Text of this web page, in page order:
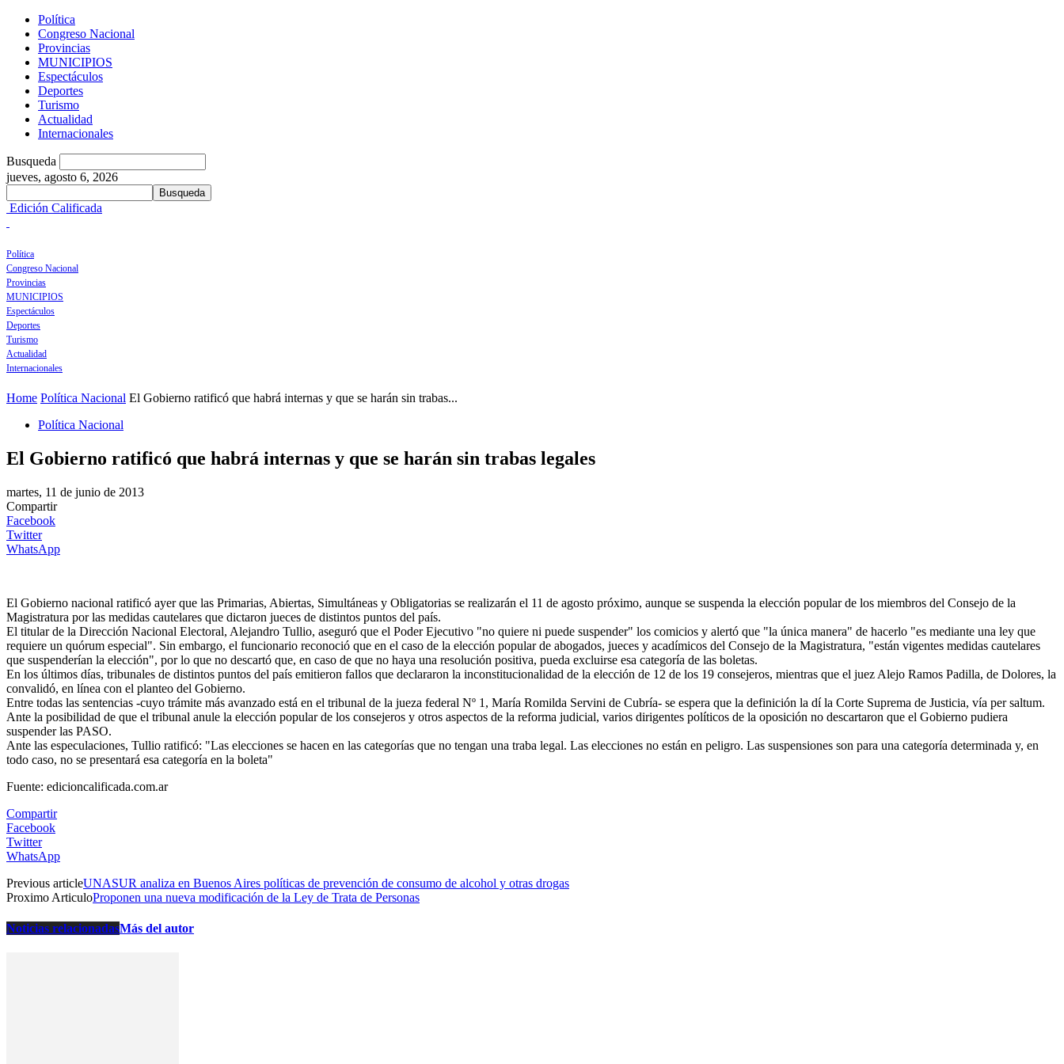
Política
Congreso Nacional
Provincias
MUNICIPIOS
Espectáculos
Deportes
Turismo
Actualidad
Internacionales
Busqueda
jueves, agosto 6, 2026
Edición Calificada
Política
Congreso Nacional
Provincias
MUNICIPIOS
Espectáculos
Deportes
Turismo
Actualidad
Internacionales
Home Política Nacional El Gobierno ratificó que habrá internas y que se harán sin trabas...
Política Nacional
El Gobierno ratificó que habrá internas y que se harán sin trabas legales
martes, 11 de junio de 2013
Compartir
Facebook
Twitter
WhatsApp
El Gobierno nacional ratificó ayer que las Primarias, Abiertas, Simultáneas y Obligatorias se realizarán el 11 de agosto próximo, aunque se suspenda la elección popular de los miembros del Consejo de la
Magistratura por las medidas cautelares que dictaron jueces de distintos puntos del país.
El titular de la Dirección Nacional Electoral, Alejandro Tullio, aseguró que el Poder Ejecutivo "no quiere ni puede suspender" los comicios y alertó que "la única manera" de hacerlo "es mediante una ley que
requiere un quórum especial". Sin embargo, el funcionario reconoció que en el caso de la elección popular de abogados, jueces y acadímicos del Consejo de la Magistratura, "están vigentes medidas cautelares
que suspenderían la elección", por lo que no descartó que, en caso de que no haya una resolución positiva, pueda excluirse esa categoría de las boletas.
En los últimos días, tribunales de distintos puntos del país emitieron fallos que declararon la inconstitucionalidad de la elección de 12 de los 19 consejeros, mientras que el juez Alejo Ramos Padilla, de Dolores, la
convalidó, en línea con el planteo del Gobierno.
Entre todas las sentencias -cuyo trámite más avanzado está en el tribunal de la jueza federal Nº 1, María Romilda Servini de Cubría- se espera que la definición la dí la Corte Suprema de Justicia, vía per saltum.
Ante la posibilidad de que el tribunal anule la elección popular de los consejeros y otros aspectos de la reforma judicial, varios dirigentes políticos de la oposición no descartaron que el Gobierno pudiera
suspender las PASO.
Ante las especulaciones, Tullio ratificó: "Las elecciones se hacen en las categorías que no tengan una traba legal. Las elecciones no están en peligro. Las suspensiones son para una categoría determinada y, en
todo caso, no se presentará esa categoría en la boleta"
Fuente: edicioncalificada.com.ar
Compartir
Facebook
Twitter
WhatsApp
Previous articleUNASUR analiza en Buenos Aires políticas de prevención de consumo de alcohol y otras drogas
Proximo ArticuloProponen una nueva modificación de la Ley de Trata de Personas
Noticias relacionadasMás del autor